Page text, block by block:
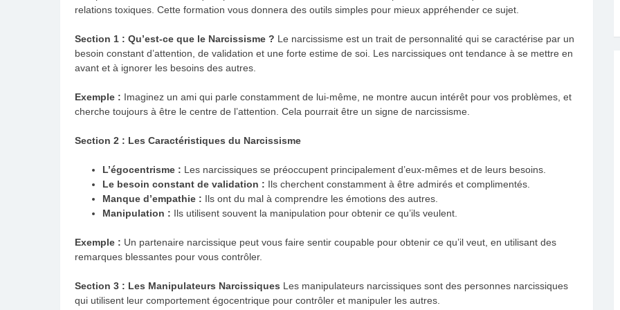
relations toxiques. Cette formation vous donnera des outils simples pour mieux appréhender ce sujet.
Section 1 : Qu’est-ce que le Narcissisme ? Le narcissisme est un trait de personnalité qui se caractérise par un
besoin constant d’attention, de validation et une forte estime de soi. Les narcissiques ont tendance à se mettre en
avant et à ignorer les besoins des autres.
Exemple : Imaginez un ami qui parle constamment de lui-même, ne montre aucun intérêt pour vos problèmes, et
cherche toujours à être le centre de l’attention. Cela pourrait être un signe de narcissisme.
Section 2 : Les Caractéristiques du Narcissisme
L’égocentrisme : Les narcissiques se préoccupent principalement d’eux-mêmes et de leurs besoins.
Le besoin constant de validation : Ils cherchent constamment à être admirés et complimentés.
Manque d’empathie : Ils ont du mal à comprendre les émotions des autres.
Manipulation : Ils utilisent souvent la manipulation pour obtenir ce qu’ils veulent.
Exemple : Un partenaire narcissique peut vous faire sentir coupable pour obtenir ce qu’il veut, en utilisant des
remarques blessantes pour vous contrôler.
Section 3 : Les Manipulateurs Narcissiques Les manipulateurs narcissiques sont des personnes narcissiques
qui utilisent leur comportement égocentrique pour contrôler et manipuler les autres.